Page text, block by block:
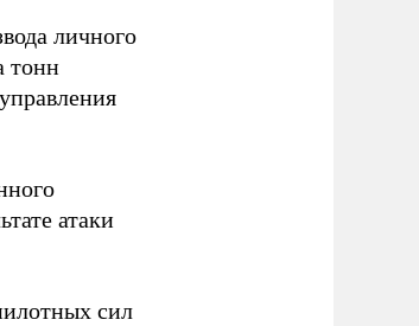
личного
тонн
атаки
сил